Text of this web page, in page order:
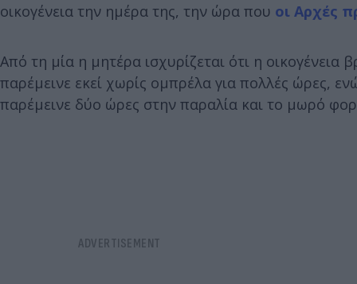
οικογένεια την ημέρα της, την ώρα που οι Αρχές
Από τη μία η μητέρα ισχυρίζεται ότι η
παρέμεινε εκεί χωρίς ομπρέλα για πολλές ώρες,
παρέμεινε δύο ώρες στην παραλία και το μωρό